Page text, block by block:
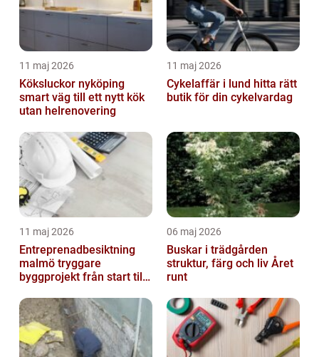
11 maj 2026
Köksluckor nyköping
smart väg till ett nytt kök
utan helrenovering
11 maj 2026
Cykelaffär i lund hitta rätt
butik för din cykelvardag
11 maj 2026
Entreprenadbesiktning
malmö tryggare
byggprojekt från start till
06 maj 2026
Buskar i trädgården
struktur, färg och liv Året
runt